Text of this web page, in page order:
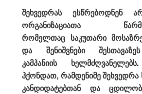
შეხვედრას ესწრებოდნენ
ორგანიზაციათა
რომელთაც საკუთარი
და შენიშვნები
კამპანიის
ჰქონდათ, რამდენიმე შეხვედრა
კანდიდატებთან და